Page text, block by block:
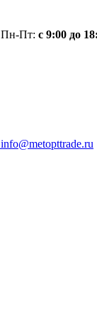
Пн-Пт: с 9:00 до
info@metopttrade.ru